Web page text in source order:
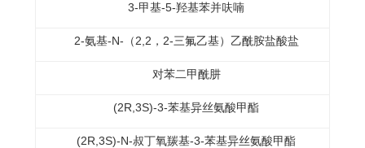
3-甲基-5-羟基苯并呋喃
2-氨基-N-（2,2，2-三氟乙基）乙酰胺盐酸盐
对苯二甲酰肼
(2R,3S)-3-苯基异丝氨酸甲酯
(2R,3S)-N-叔丁氧羰基-3-苯基异丝氨酸甲酯